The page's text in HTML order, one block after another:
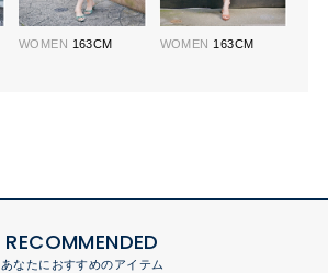
WOMEN 163CM WOMEN 163CM
RECOMMENDED
あなたにおすすめのアイテム